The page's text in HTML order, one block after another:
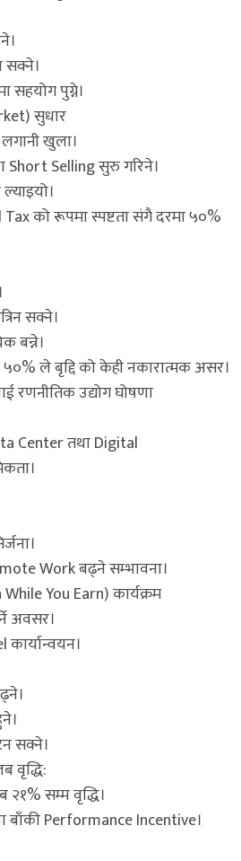
सक्ने।
पुग्ने।
सुधार
खुला।
Selling सुरु गरिने।
को रूपमा स्पष्टता संगै दरमा ५०%
सक्ने।
बन्ने।
ले बृद्दि को केही नकारात्मक असर।
रणनीतिक उद्योग घोषणा
Center तथा Digital
Work बढ्ने सम्भावना।
You Earn) कार्यक्रम
अवसर।
सक्ने।
वृद्धि:
२१% सम्म वृद्धि।
बाँकी Performance Incentive।